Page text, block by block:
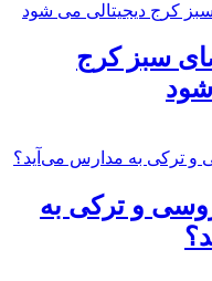
سبز کرج
و ترکی به